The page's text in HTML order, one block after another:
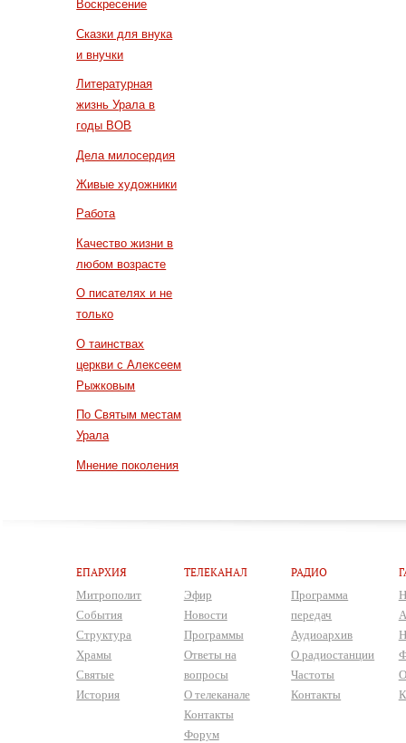
Воскресение
Сказки для внука
и внучки
Литературная
жизнь Урала в
годы ВОВ
Дела милосердия
Живые художники
Работа
Качество жизни в
любом возрасте
О писателях и не
только
О таинствах
церкви с Алексеем
Рыжковым
По Святым местам
Урала
Мнение поколения
ЕПАРХИЯ
Митрополит
События
Структура
Храмы
Святые
История
ТЕЛЕКАНАЛ
Эфир
Новости
Программы
Ответы на
вопросы
О телеканале
Контакты
Форум
РАДИО
Программа
передач
Аудиоархив
О радиостанции
Частоты
Контакты